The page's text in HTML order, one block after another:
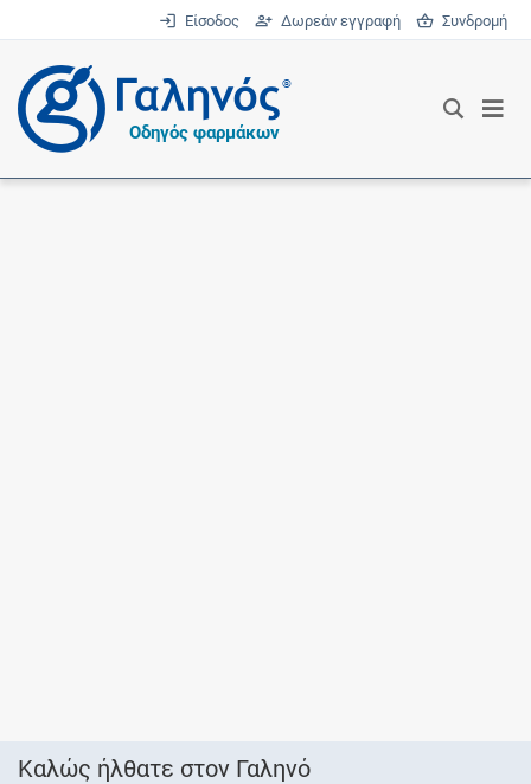
Είσοδος Δωρεάν εγγραφή Συνδρομή
®
Οδηγός φαρμάκων
Καλώς ήλθατε στον Γαληνό